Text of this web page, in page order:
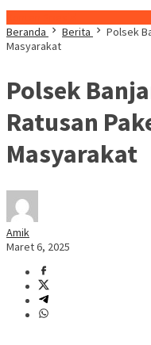
Beranda
Berita
Polsek
Masyarakat
Polsek
Ratusan
Masyarakat
Amik
Maret 6, 2025